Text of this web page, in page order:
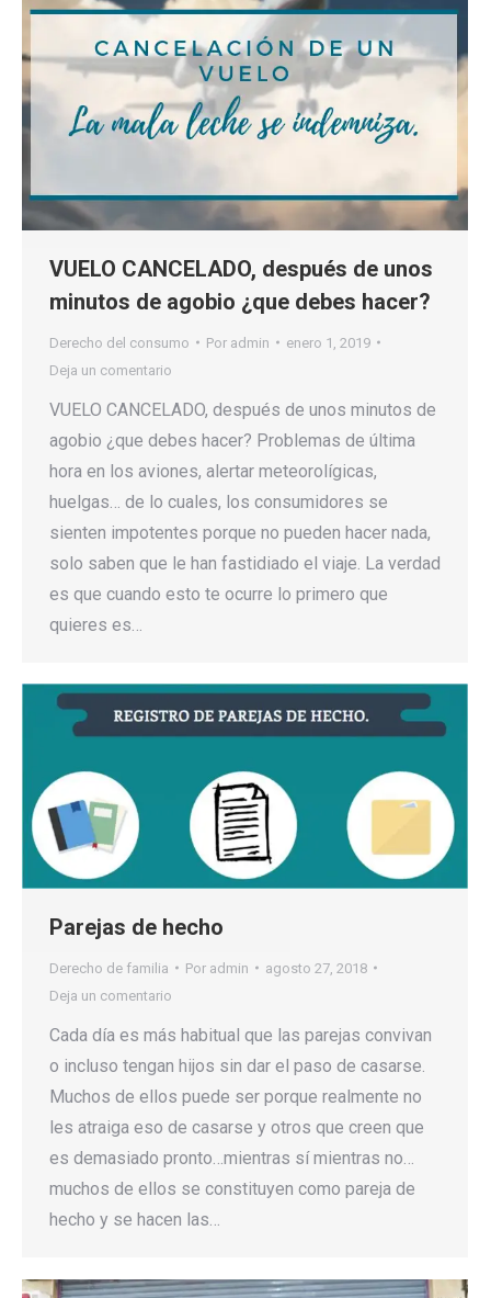
VUELO CANCELADO, después de unos
minutos de agobio ¿que debes hacer?
Derecho del consumo Por admin
enero 1, 2019
Deja un comentario
VUELO CANCELADO, después de unos minutos de
agobio ¿que debes hacer? Problemas de última
hora en los aviones, alertar meteorolígicas,
huelgas… de lo cuales, los consumidores se
sienten impotentes porque no pueden hacer nada,
solo saben que le han fastidiado el viaje. La verdad
es que cuando esto te ocurre lo primero que
quieres es…
Parejas de hecho
Derecho de familia Por admin
agosto 27, 2018
Deja un comentario
Cada día es más habitual que las parejas convivan
o incluso tengan hijos sin dar el paso de casarse.
Muchos de ellos puede ser porque realmente no
les atraiga eso de casarse y otros que creen que
es demasiado pronto…mientras sí mientras no…
muchos de ellos se constituyen como pareja de
hecho y se hacen las…